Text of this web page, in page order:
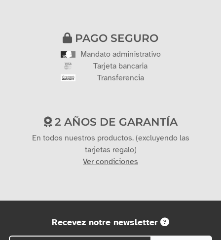
PAGO SEGURO
Mandato administrativo
Tarjeta bancaria
Transferencia
2 AÑOS DE GARANTÍA
En todos nuestros productos. (excluyendo las
tarjetas regalo)
Ver condiciones
Recevez notre newsletter